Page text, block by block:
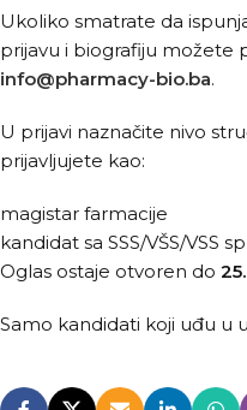
Ukoliko smatrate da
prijavu i biografiju možete
info@pharmacy-bio.ba.
U prijavi naznačite nivo
prijavljujete kao:
magistar farmacije
kandidat sa SSS/VŠS/VSS
Oglas ostaje otvoren do
Samo kandidati koji uđu u